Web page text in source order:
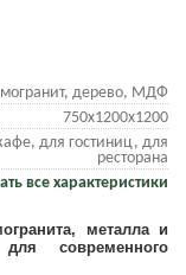
дерево, МДФ
750х1200х1200
для гостиниц, для
ресторана
все характеристики
металла и
современного